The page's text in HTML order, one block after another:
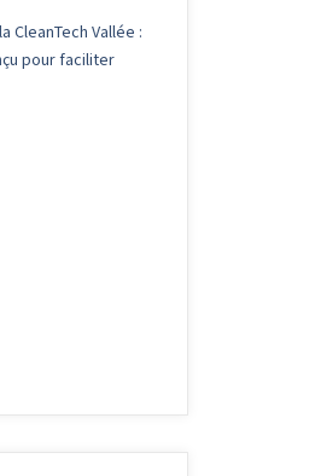
CleanTech Vallée :
pour faciliter